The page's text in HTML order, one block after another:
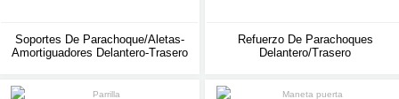
Soportes De Parachoque/aletas-
Amortiguadores Delantero-Trasero
Refuerzo De Parachoques
Delantero/trasero